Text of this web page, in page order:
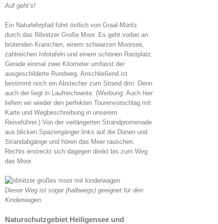
Auf geht’s!
Ein Naturlehrpfad führt östlich von Graal-Müritz
durch das Ribnitzer Große Moor. Es geht vorbei an
brütenden Kranichen, einem schwarzen Moorsee,
zahlreichen Infotafeln und einem schönen Rastplatz.
Gerade einmal zwei Kilometer umfasst der
ausgeschilderte Rundweg. Anschließend ist
bestimmt noch ein Abstecher zum Strand drin. Denn
auch der liegt in Laufreichweite. (Werbung: Auch hier
liefern wir wieder den perfekten Tourenvorschlag mit
Karte und Wegbeschreibung in unserem
Reiseführer.) Von der verlängerten Strandpromenade
aus blicken Spaziergänger links auf die Dünen und
Strandabgänge und hören das Meer rauschen.
Rechts erstreckt sich dagegen direkt bis zum Weg
das Moor.
Dieser Weg ist sogar (halbwegs) geeignet für den
Kinderwagen.
Naturschutzgebiet Heiligensee und